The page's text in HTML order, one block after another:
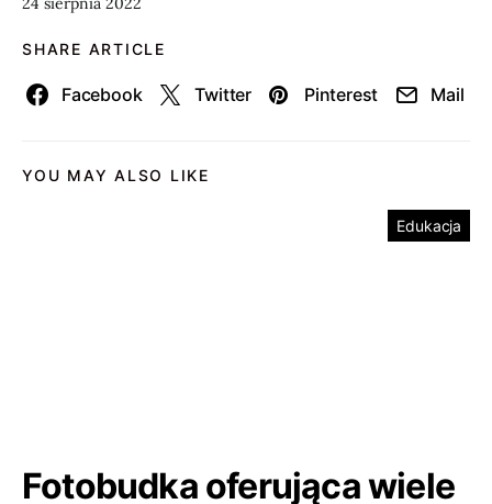
SHARE ARTICLE
Facebook Twitter Pinterest Mail
YOU MAY ALSO LIKE
Edukacja
Fotobudka oferująca wiele